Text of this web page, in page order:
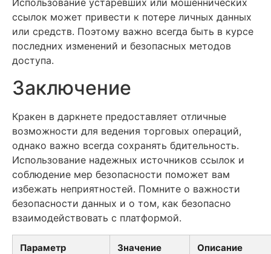
Использование устаревших или мошеннических
ссылок может привести к потере личных данных
или средств. Поэтому важно всегда быть в курсе
последних изменений и безопасных методов
доступа.
Заключение
Кракен в даркнете предоставляет отличные
возможности для ведения торговых операций,
однако важно всегда сохранять бдительность.
Использование надежных источников ссылок и
соблюдение мер безопасности поможет вам
избежать неприятностей. Помните о важности
безопасности данных и о том, как безопасно
взаимодействовать с платформой.
Параметр Значение Описание